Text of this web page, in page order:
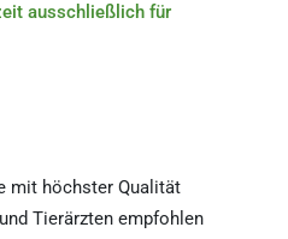
ausschließlich für
mit höchster Qualität
Tierärzten empfohlen